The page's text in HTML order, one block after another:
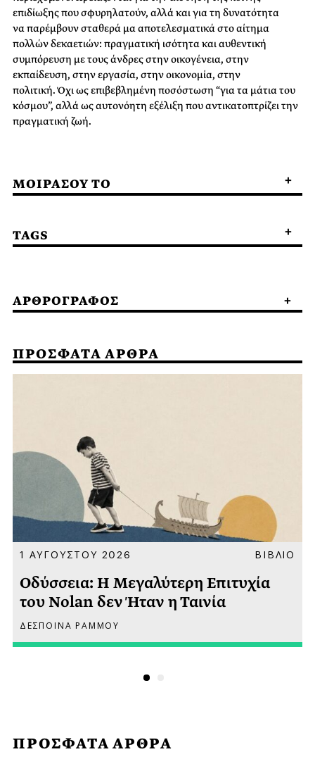
ΠΡΟΣΦΑΤΑ ΑΡΘΡΑ
επιδίωξης που σφυρηλατούν, αλλά και για τη δυνατότητα
να παρέμβουν σταθερά μα αποτελεσματικά στο αίτημα
πολλών δεκαετιών: πραγματική ισότητα και αυθεντική
συμπόρευση με τους άνδρες στην οικογένεια, στην
εκπαίδευση, στην εργασία, στην οικονομία, στην
πολιτική. Όχι ως επιβεβλημένη ποσόστωση “για τα μάτια του
κόσμου”, αλλά ως αυτονόητη εξέλιξη που αντικατοπτρίζει την
πραγματική ζωή.
ΜΟΙΡΑΣΟΥ ΤΟ
TAGS
ΑΡΘΡΟΓΡΑΦΟΣ
ΠΡΟΣΦΑΤΑ ΑΡΘΡΑ
1 ΑΥΓΟΥΣΤΟΥ 2026 ΒΙΒΛΙΟ
Οδύσσεια: Η Μεγαλύτερη Επιτυχία
του Nolan δεν Ήταν η Ταινία
ΔΕΣΠΟΙΝΑ ΡΑΜΜΟΥ